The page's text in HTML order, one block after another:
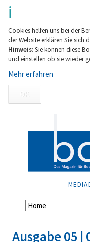
Cookies helfen uns bei der
der Website erklären Sie sich
Hinweis:Sie können diese
und einstellen ob sie wieder
Mehr erfahren
OK
Navigation
Ausgabe 05 |